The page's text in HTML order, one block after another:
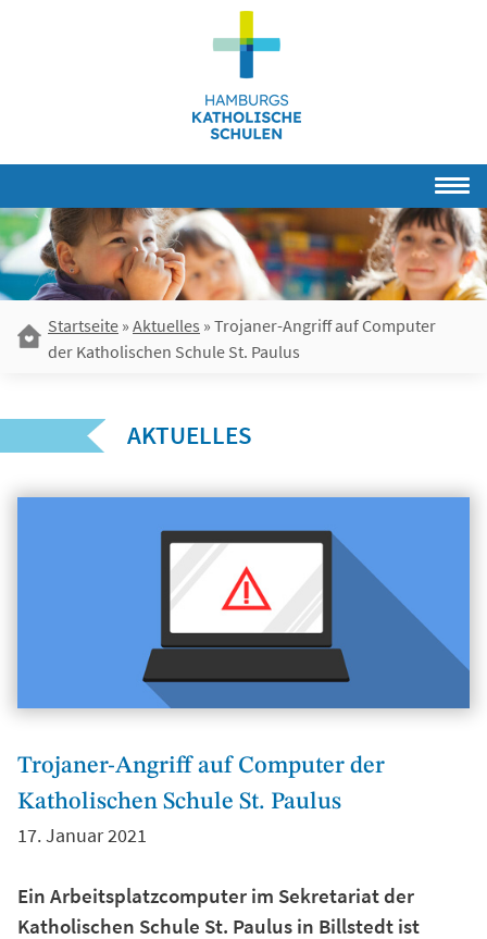
Startseite » Aktuelles » Trojaner-Angriff auf Computer
der Katholischen Schule St. Paulus
AKTUELLES
Trojaner-Angriff auf Computer der
Katholischen Schule St. Paulus
17. Januar 2021
Ein Arbeitsplatzcomputer im Sekretariat der
Katholischen Schule St. Paulus in Billstedt ist